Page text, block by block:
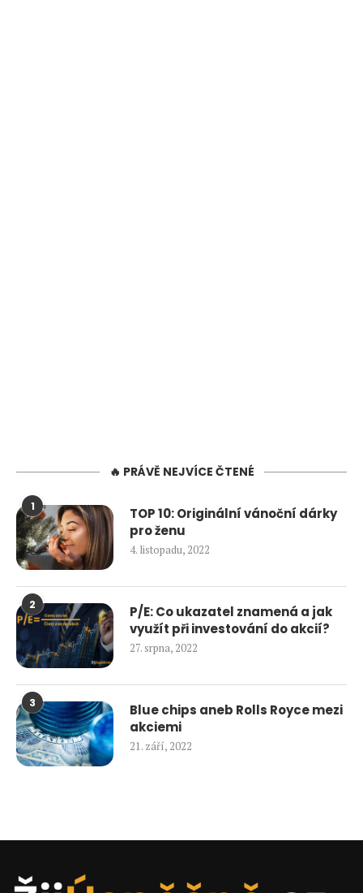
🔥 PRÁVĚ NEJVÍCE ČTENÉ
1
TOP 10: Originální vánoční dárky
pro ženu
4. listopadu, 2022
2
P/E: Co ukazatel znamená a jak
využít při investování do akcií?
27. srpna, 2022
3
Blue chips aneb Rolls Royce mezi
akciemi
21. září, 2022